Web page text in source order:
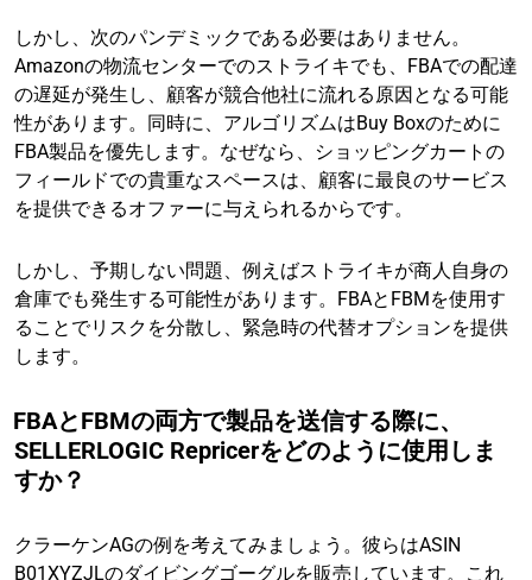
しかし、次のパンデミックである必要はありません。
Amazonの物流センターでのストライキでも、FBAでの配達
の遅延が発生し、顧客が競合他社に流れる原因となる可能
性があります。同時に、アルゴリズムはBuy Boxのために
FBA製品を優先します。なぜなら、ショッピングカートの
フィールドでの貴重なスペースは、顧客に最良のサービス
を提供できるオファーに与えられるからです。
しかし、予期しない問題、例えばストライキが商人自身の
倉庫でも発生する可能性があります。FBAとFBMを使用す
ることでリスクを分散し、緊急時の代替オプションを提供
します。
FBAとFBMの両方で製品を送信する際に、
SELLERLOGIC Repricerをどのように使用しま
すか？
クラーケンAGの例を考えてみましょう。彼らはASIN
B01XYZJLのダイビングゴーグルを販売しています。これ